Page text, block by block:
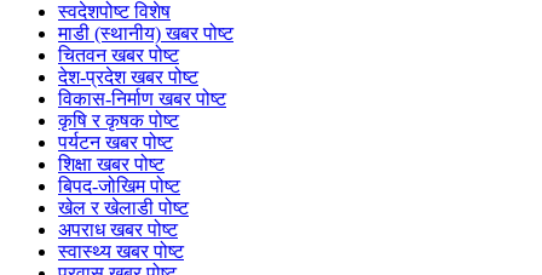
स्वदेशपोष्ट विशेष
माडी (स्थानीय) खबर पोष्ट
चितवन खबर पोष्ट
देश-प्रदेश खबर पोष्ट
विकास-निर्माण खबर पोष्ट
कृषि र कृषक पोष्ट
पर्यटन खबर पोष्ट
शिक्षा खबर पोष्ट
बिपद-जोखिम पोष्ट
खेल र खेलाडी पोष्ट
अपराध खबर पोष्ट
स्वास्थ्य खबर पोष्ट